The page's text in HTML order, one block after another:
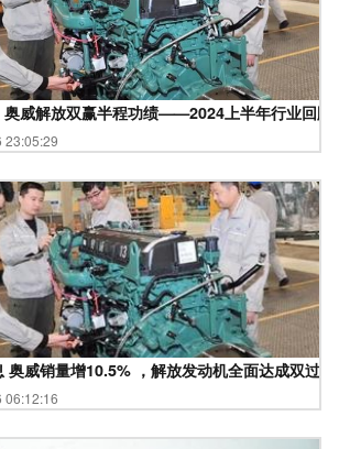
威解放双赢半程功绩——2024上半年行业回顾
23:05:29
奥威销量增10.5% ，解放发动机全面达成双过
06:12:16